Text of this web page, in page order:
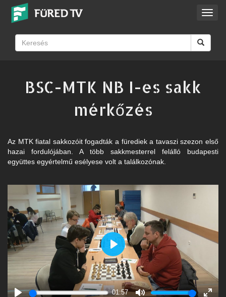
BSC-MTK NB I-es sakk
mérkőzés
Az MTK fiatal sakkozóit fogadták a fürediek a tavaszi szezon első
hazai fordulójában. A több sakkmesterrel felálló budapesti
együttes egyértelmű esélyese volt a találkozónak.
01:57
Play